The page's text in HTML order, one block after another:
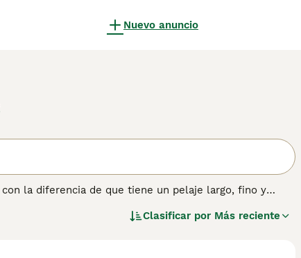
Nuevo anuncio
la diferencia de que tiene un pelaje largo, fino y
a lo largo de los años, llevándose bien con los
Clasificar por Más reciente